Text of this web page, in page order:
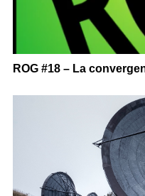
ROG #18 – La